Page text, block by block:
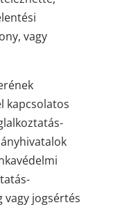
vagy
kapcsolatos
vagy jogsértés